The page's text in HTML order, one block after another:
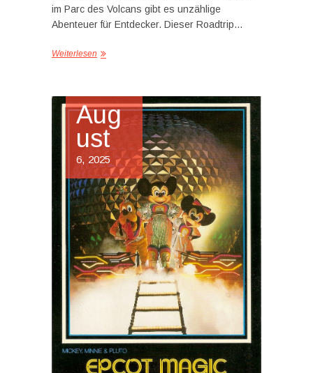
im Parc des Volcans gibt es unzählige
Abenteuer für Entdecker. Dieser Roadtrip…
Weiterlesen
Aug
ust
6, 2025